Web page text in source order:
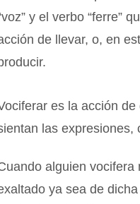
y el verbo “ferre”
de llevar, o, en
es la acción
las expresiones,
alguien
ya sea de